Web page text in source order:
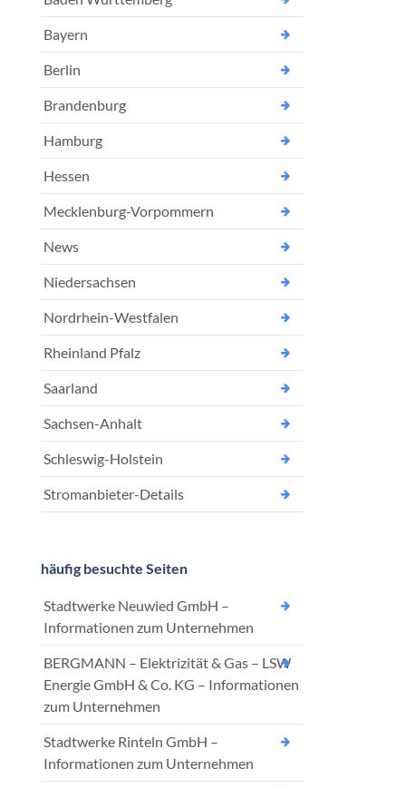
Bayern
Berlin
Brandenburg
Hamburg
Hessen
Mecklenburg-Vorpommern
News
Niedersachsen
Nordrhein-Westfalen
Rheinland Pfalz
Saarland
Sachsen-Anhalt
Schleswig-Holstein
Stromanbieter-Details
häufig besuchte Seiten
Stadtwerke Neuwied GmbH –
Informationen zum Unternehmen
BERGMANN – Elektrizität & Gas – LSW
Energie GmbH & Co. KG – Informationen
zum Unternehmen
Stadtwerke Rinteln GmbH –
Informationen zum Unternehmen